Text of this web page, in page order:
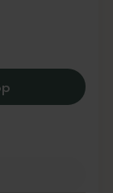
Bioderma